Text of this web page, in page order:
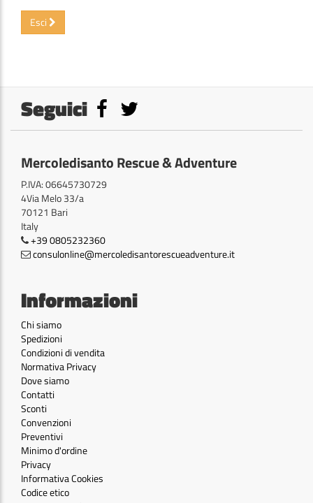
Esci
Seguici
Mercoledisanto Rescue & Adventure
P.IVA: 06645730729
4Via Melo 33/a
70121 Bari
Italy
+39 0805232360
consulonline@mercoledisantorescueadventure.it
Informazioni
Chi siamo
Spedizioni
Condizioni di vendita
Normativa Privacy
Dove siamo
Contatti
Sconti
Convenzioni
Preventivi
Minimo d'ordine
Privacy
Informativa Cookies
Codice etico